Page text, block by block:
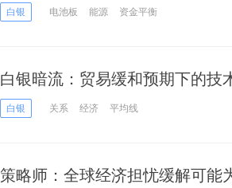
白银 电池板 能源 资金平衡
白银暗流：贸易缓和预期下的技
白银 关系 经济 平均线
策略师：全球经济担忧缓解可能